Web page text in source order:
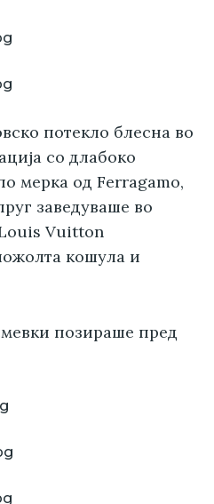
потекло блесна во
со длабоко
мерка од Ferragamo,
заведуваше во
Vuitton
кошула и
позираше пред